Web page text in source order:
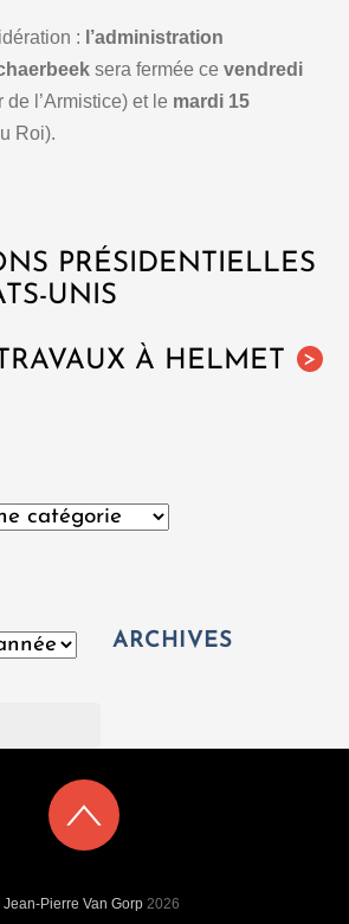
: l’administration
sera fermée ce vendredi
de l’Armistice) et le mardi 15
Roi).
PRÉSIDENTIELLES
UNIS
>
TRAVAUX À HELMET
ARCHIVES
Jean-Pierre Van Gorp2026